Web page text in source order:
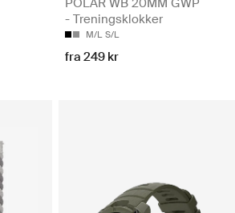
POLAR WB 20MM GWP
- Treningsklokker
M/L S/L
fra 249 kr